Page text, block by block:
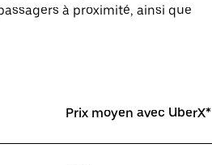
à proximité, ainsi que
Prix moyen avec UberX*